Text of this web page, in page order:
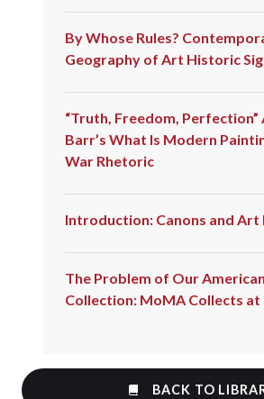
By Whose Rules?
Geography of Art Historic
“Truth, Freedom,
Barr’s What Is Modern
War Rhetoric
Introduction: Canons and
The Problem of Our American
Collection: MoMA Collects at
BACK TO